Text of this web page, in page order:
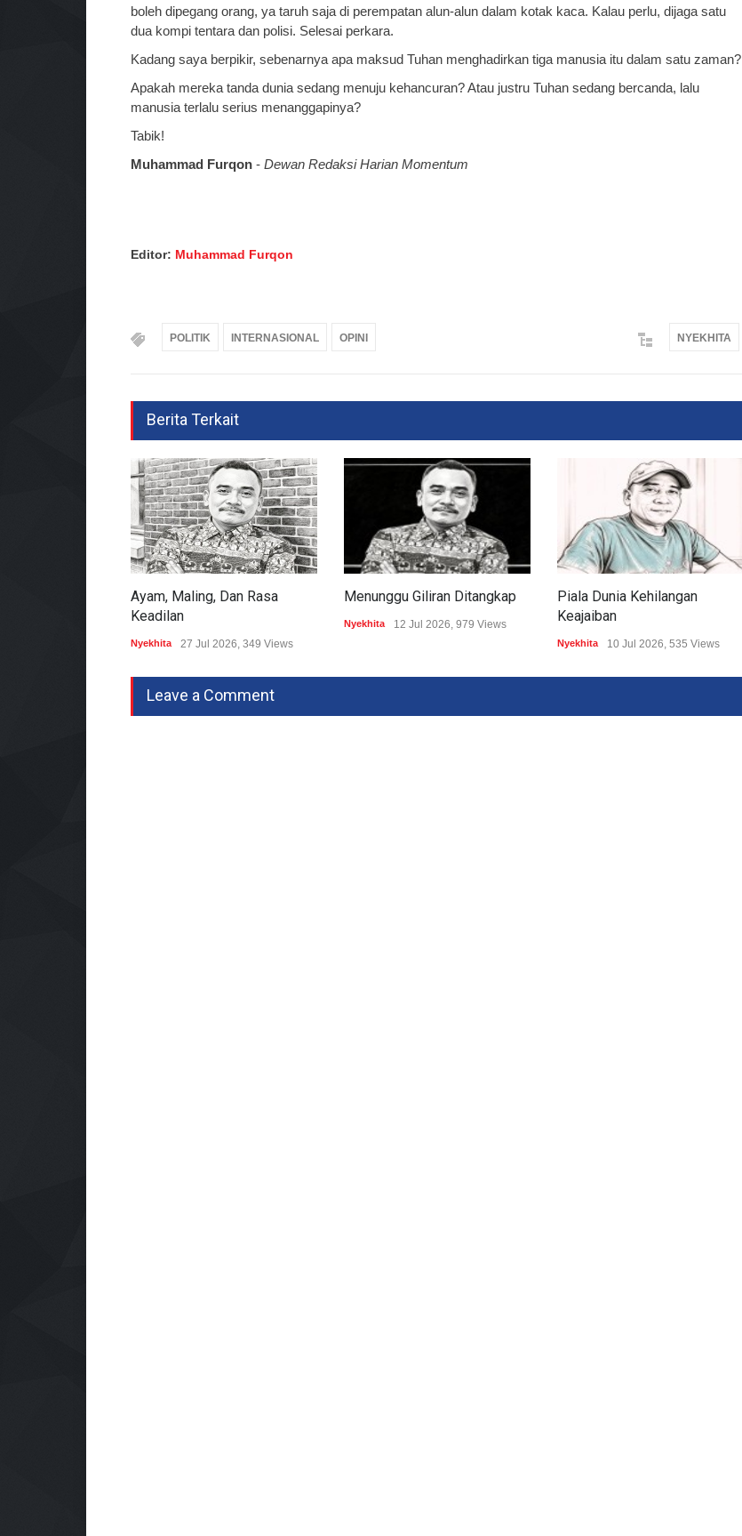
boleh dipegang orang, ya taruh saja di perempatan alun-alun dalam kotak kaca. Kalau perlu, dijaga satu
dua kompi tentara dan polisi. Selesai perkara.
Kadang saya berpikir, sebenarnya apa maksud Tuhan menghadirkan tiga manusia itu dalam satu zaman?
Apakah mereka tanda dunia sedang menuju kehancuran? Atau justru Tuhan sedang bercanda, lalu
manusia terlalu serius menanggapinya?
Tabik!
Muhammad Furqon - Dewan Redaksi Harian Momentum
Editor: Muhammad Furqon
POLITIK INTERNASIONAL OPINI NYEKHITA
Berita Terkait
Ayam, Maling, Dan Rasa
Keadilan
Nyekhita 27 Jul 2026, 349 Views
Menunggu Giliran Ditangkap
Nyekhita 12 Jul 2026, 979 Views
Piala Dunia Kehilangan
Keajaiban
Nyekhita 10 Jul 2026, 535 Views
Leave a Comment